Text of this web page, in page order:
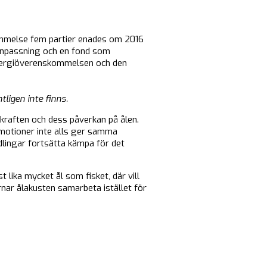
fem partier enades om 2016
och en fond som
och den
inte finns.
och dess påverkan på ålen.
inte alls ger samma
fortsätta kämpa för det
lika mycket ål som fisket, där vill
ålakusten samarbeta istället för